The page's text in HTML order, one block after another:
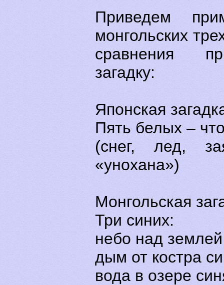
Приведем
монгольских
сравнения
загадку:
Японская
Пять белых –
(снег, лед,
«унохана»)
Монгольская
Три синих:
небо над
дым от костра
вода в озере